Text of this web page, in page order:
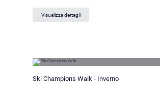
Visualizza dettagli
Ski Champions Walk - Inverno